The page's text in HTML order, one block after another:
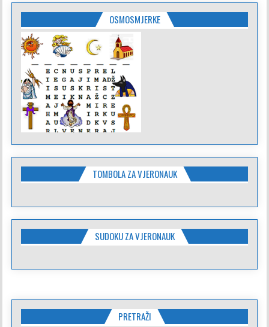
OSMOSMJERKE
TOMBOLA ZA VJERONAUK
SUDOKU ZA VJERONAUK
PRETRAŽI